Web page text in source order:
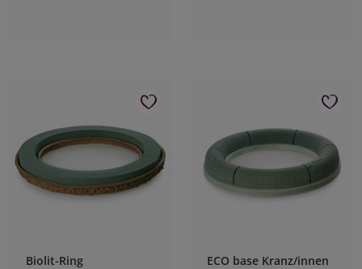
Biolit-Ring
ECO base Kranz/innen